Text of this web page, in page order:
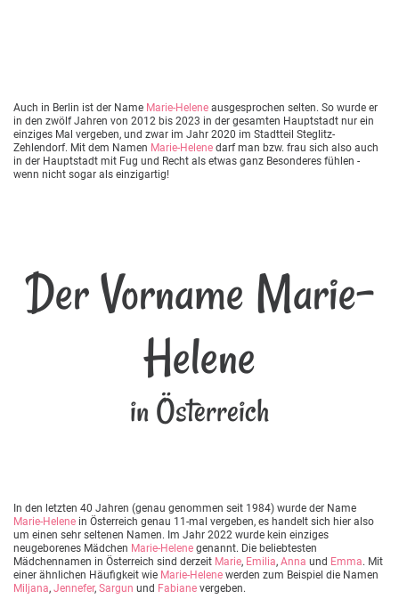
Auch in Berlin ist der Name Marie-Helene ausgesprochen selten. So wurde er
in den zwölf Jahren von 2012 bis 2023 in der gesamten Hauptstadt nur ein
einziges Mal vergeben, und zwar im Jahr 2020 im Stadtteil Steglitz-
Zehlendorf. Mit dem Namen Marie-Helene darf man bzw. frau sich also auch
in der Hauptstadt mit Fug und Recht als etwas ganz Besonderes fühlen -
wenn nicht sogar als einzigartig!
Der Vorname Marie-
Helene
in Österreich
In den letzten 40 Jahren (genau genommen seit 1984) wurde der Name
Marie-Helene in Österreich genau 11-mal vergeben, es handelt sich hier also
um einen sehr seltenen Namen. Im Jahr 2022 wurde kein einziges
neugeborenes Mädchen Marie-Helene genannt. Die beliebtesten
Mädchennamen in Österreich sind derzeit Marie, Emilia, Anna und Emma. Mit
einer ähnlichen Häufigkeit wie Marie-Helene werden zum Beispiel die Namen
Miljana, Jennefer, Sargun und Fabiane vergeben.